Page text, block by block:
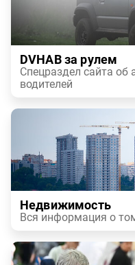
DVHAB за рулем
Спецраздел сайта об
водителей
Недвижимость
Вся информация о